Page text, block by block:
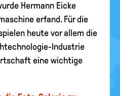
Hermann Eicke
erfand. Für die
heute vor allem die
Industrie
eine wichtige